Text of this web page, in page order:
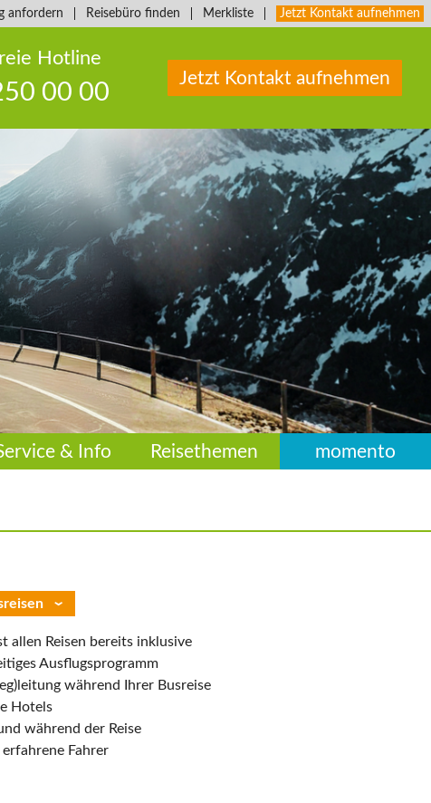
anfordern Reisebüro finden Merkliste Jetzt Kontakt aufnehmen
Hotline
00 00
Jetzt Kontakt aufnehmen
& Info Reisethemen momento
allen Reisen bereits inklusive
Ausflugsprogramm
während Ihrer Busreise
Hotels
während der Reise
Fahrer